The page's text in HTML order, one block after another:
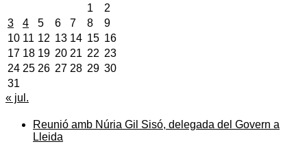
1
2
3
4 5 6 7 8
9
10 11 12 13 14 15 16
17 18 19 20 21 22 23
24 25 26 27 28 29 30
31
« jul.
Reunió amb Núria Gil Sisó, delegada del Govern a
Lleida